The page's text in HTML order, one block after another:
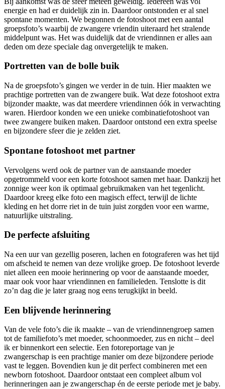
energie en had er duidelijk zin in. Daardoor ontstonden er al snel
spontane momenten. We begonnen de fotoshoot met een aantal
groepsfoto’s waarbij de zwangere vriendin uiteraard het stralende
middelpunt was. Het was duidelijk dat de vriendinnen er alles aan
deden om deze speciale dag onvergetelijk te maken.
Portretten van de bolle buik
Na de groepsfoto’s gingen we verder in de tuin. Hier maakten we
prachtige portretten van de zwangere buik. Wat deze fotoshoot extra
bijzonder maakte, was dat meerdere vriendinnen óók in verwachting
waren. Hierdoor konden we een unieke combinatiefotoshoot van
twee zwangere buiken maken. Daardoor ontstond een extra speelse
en bijzondere sfeer die je zelden ziet.
Spontane fotoshoot met partner
Vervolgens werd ook de partner van de aanstaande moeder
opgetrommeld voor een korte fotoshoot samen met haar. Dankzij het
zonnige weer kon ik optimaal gebruikmaken van het tegenlicht.
Daardoor kreeg elke foto een magisch effect, terwijl de lichte
kleding en het dorre riet in de tuin juist zorgden voor een warme,
natuurlijke uitstraling.
De perfecte afsluiting
Na een uur van gezellig poseren, lachen en fotograferen was het tijd
om afscheid te nemen van deze vrolijke groep. De fotoshoot leverde
niet alleen een mooie herinnering op voor de aanstaande moeder,
maar ook voor haar vriendinnen en familieleden. Tenslotte is dit
zo’n dag die je later graag nog eens terugkijkt in beeld.
Een blijvende herinnering
Van de vele foto’s die ik maakte – van de vriendinnengroep samen
tot de familiefoto’s met moeder, schoonmoeder, zus en nicht – deel
ik er binnenkort een selectie. Een fotoreportage van je
zwangerschap is een prachtige manier om deze bijzondere periode
vast te leggen. Bovendien kun je dit perfect combineren met een
newborn fotoshoot. Daardoor ontstaat een compleet album vol
herinneringen aan je zwangerschap én de eerste periode met je baby.